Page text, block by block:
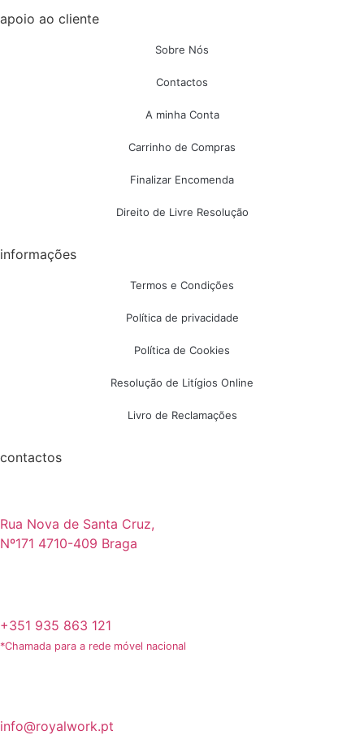
apoio ao cliente
Sobre Nós
Contactos
A minha Conta
Carrinho de Compras
Finalizar Encomenda
Direito de Livre Resolução
informações
Termos e Condições
Política de privacidade
Política de Cookies
Resolução de Litígios Online
Livro de Reclamações
contactos
Rua Nova de Santa Cruz,
Nº171 4710-409 Braga
+351 935 863 121
*Chamada para a rede móvel nacional
info@royalwork.pt